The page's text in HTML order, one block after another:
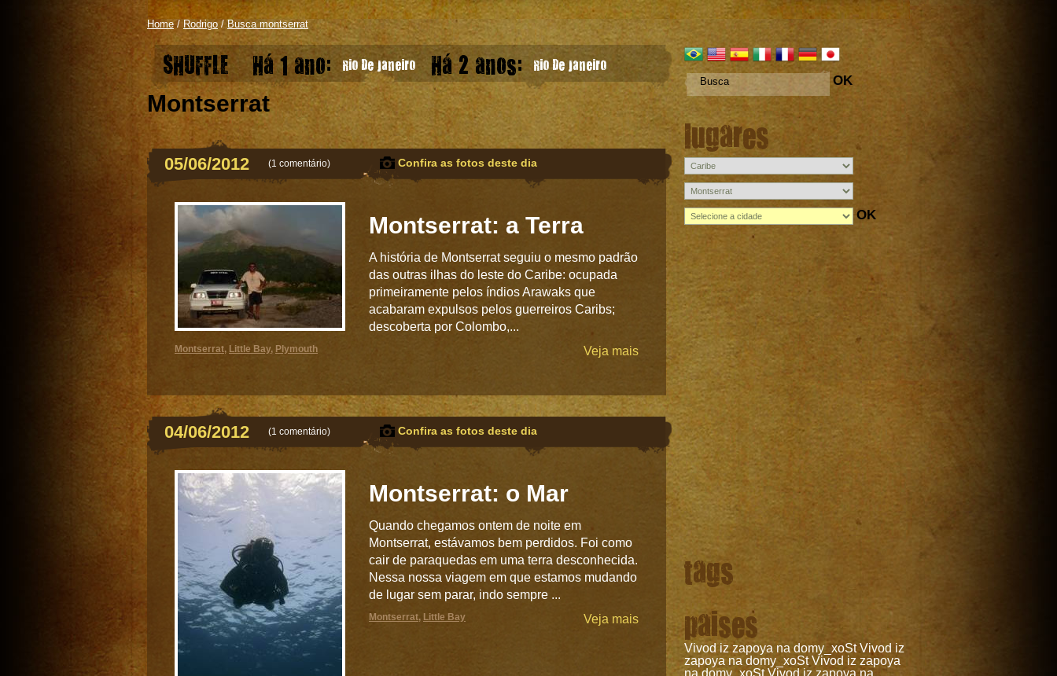
Home/ Rodrigo /Busca montserrat
OK
lugares
OK
tags
paises
Vivod iz zapoya na domy_xoSt Vivod iz
zapoya na domy_xoSt Vivod iz zapoya
na domy_xoSt Vivod iz zapoya na
SHUFFLE Há 1 ano: Rio De Janeiro Há 2 anos: Rio De Janeiro
Montserrat
05/06/2012 (1 comentário) Confira as fotos deste dia
Montserrat: a Terra
A história de Montserrat seguiu o mesmo padrão
das outras ilhas do leste do Caribe: ocupada
primeiramente pelos índios Arawaks que
acabaram expulsos pelos guerreiros Caribs;
descoberta por Colombo,...
Veja mais
Montserrat, Little Bay, Plymouth
04/06/2012 (1 comentário) Confira as fotos deste dia
Montserrat: o Mar
Quando chegamos ontem de noite em
Montserrat, estávamos bem perdidos. Foi como
cair de paraquedas em uma terra desconhecida.
Nessa nossa viagem em que estamos mudando
de lugar sem parar, indo sempre ...
Veja mais
Montserrat, Little Bay